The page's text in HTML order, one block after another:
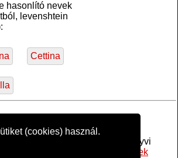
(cookies) használ.
hasonlító nevek
levenshtein
Cettina
Intézete által anyakönyvi
minősített
női utónevek